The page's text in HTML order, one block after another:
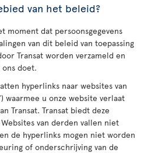
van het beleid?
moment dat persoonsgegevens
van dit beleid van toepassing
Transat worden verzameld en
doet.
hyperlinks naar websites van
waarmee u onze website verlaat
Transat. Transat biedt deze
van derden vallen niet
de hyperlinks mogen niet worden
of onderschrijving van de